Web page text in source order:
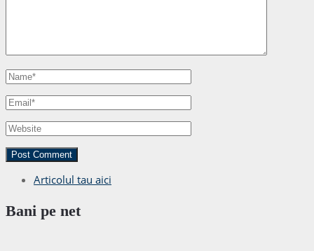
Articolul tau aici
Bani pe net